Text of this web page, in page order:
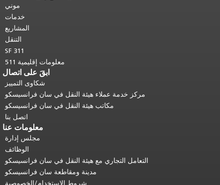
موني
خدمات
المشاريع
التنقل
SF 311
معلومات إقليمية 511
ابقَ على اتصال
شكاوى التمييز
مركز خدمة عملاء هيئة النقل في سان فرانسيسكو
مكاتب هيئة النقل في سان فرانسيسكو
اتصل بنا
معلومات عنا
مجلس إدارة
الوظائف
التعامل التجاري مع هيئة النقل في سان فرانسيسكو
مدينة ومقاطعة سان فرانسيسكو
شروط الاستخدام/الخصوصية